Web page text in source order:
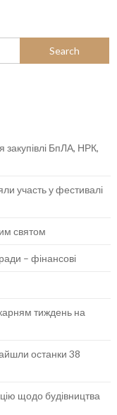
БпЛА, НРК,
участь у фестивалі
святом
– фінансові
тиждень на
останки 38
щодо будівництва